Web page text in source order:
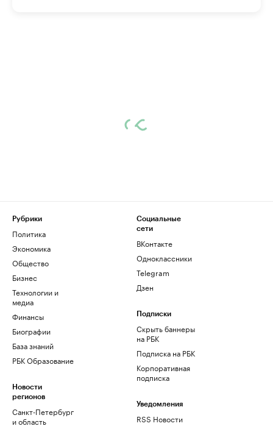
Рубрики
Политика
Экономика
Общество
Бизнес
Технологии и
медиа
Финансы
Биографии
База знаний
РБК Образование
Новости
регионов
Санкт-Петербург
и область
Социальные
сети
ВКонтакте
Одноклассники
Telegram
Дзен
Подписки
Скрыть баннеры
на РБК
Подписка на РБК
Корпоративная
подписка
Уведомления
RSS Новости